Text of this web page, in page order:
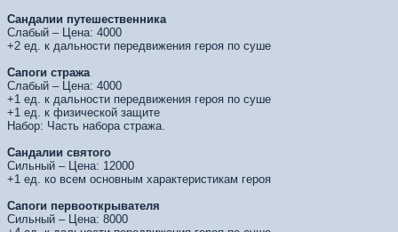
Сандалии путешественника
Слабый – Цена: 4000
+2 ед. к дальности передвижения героя по суше
Сапоги стража
Слабый – Цена: 4000
+1 ед. к дальности передвижения героя по суше
+1 ед. к физической защите
Набор: Часть набора стража.
Сандалии святого
Сильный – Цена: 12000
+1 ед. ко всем основным характеристикам героя
Сапоги первооткрывателя
Сильный – Цена: 8000